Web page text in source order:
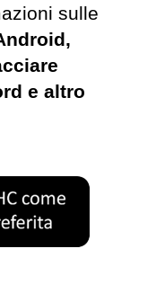
sulle
e altro